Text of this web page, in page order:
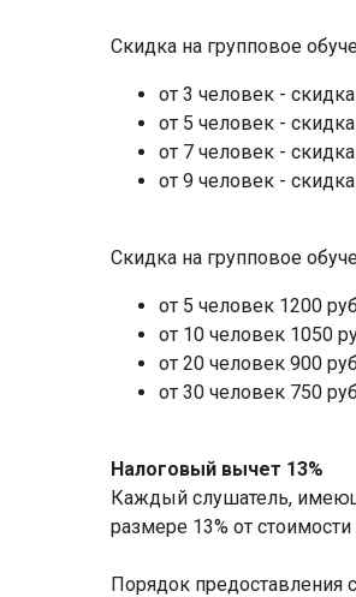
Скидка на групповое
от 3 человек -
от 5 человек -
от 7 человек -
от 9 человек -
Скидка на групповое
от 5 человек 1200
от 10 человек 1050
от 20 человек 900
от 30 человек 750
Налоговый вычет 13%
Каждый слушатель,
размере 13% от
Порядок предоставления